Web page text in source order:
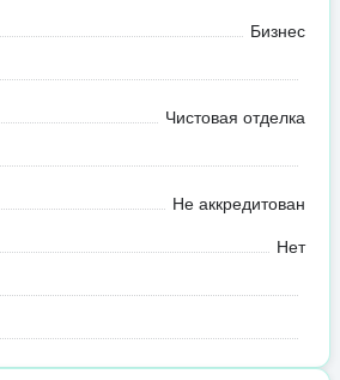
Бизнес
Чистовая отделка
Не аккредитован
Нет